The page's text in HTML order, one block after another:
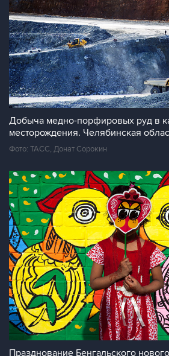
Добыча медно-порфировых руд в
месторождения. Челябинская
Фото: ТАСС, Донат Сорокин
Празднование Бенгальского